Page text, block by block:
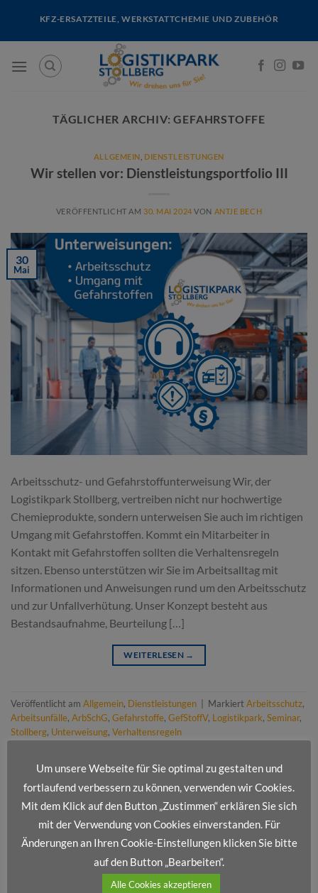
content
KFZ-ERSATZTEILE, WERKSTATTCHEMIE UND ZUBEHÖR
TÄGLICHER ARCHIV:GEFAHRSTOFFE
ALLGEMEIN DIENSTLEISTUNGEN
Wir stellen vor: Dienstleistungsportfolio III
VERÖFFENTLICHT AM 30. MAI 2024 VON ANTJE BECH
30
Mai
Arbeitsschutz- und Gefahrstoffunterweisung Wir, der
Logistikpark Stollberg, vertreiben nicht nur hochwertige
Chemieprodukte, sondern unterweisen Sie auch im richtigen
Umgang mit Gefahrstoffen. Kommt ein Mitarbeiter in
Kontakt mit Gefahrstoffen sollten die Verhaltensregeln
sitzen. Ebenso unterstützen wir Sie im Arbeitsalltag mit
Informationen und Anweisungen rund um den Arbeitsschutz
und zur Unfallverhütung. Unser Konzept besteht aus
Bestandsaufnahme, Beurteilung […]
WEITERLESEN →
Veröffentlicht am Allgemein, Dienstleistungen MarkiertArbeitsschutz,
Arbeitsunfälle, ArbSchG, Gefahrstoffe, GefStoffV, Logistikpark, Seminar,
Stollberg, Unterweisung, Verhaltensregeln
NEUESTE BEITRÄGE
Frohe Weihnachten und ein erfolgreiches neues Jahr!
Um unsere Webseite für Sie optimal zu gestalten und
fortlaufend verbessern zu können, verwenden wir Cookies.
Mit dem Klick auf den Button „Zustimmen“ erklären Sie sich
mit der Verwendung von Cookies einverstanden. Für
Änderungen an Ihren Cookie-Einstellungen klicken Sie bitte
auf den Button „Bearbeiten“.
Alle Cookies akzeptieren